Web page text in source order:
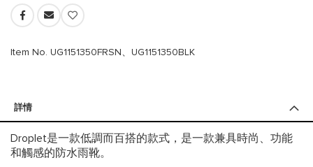
Item No. UG1151350FRSN、UG1151350BLK
詳情
Droplet是一款低調而百搭的款式，是一款兼具時尚、功能
和觸感的防水雨靴。